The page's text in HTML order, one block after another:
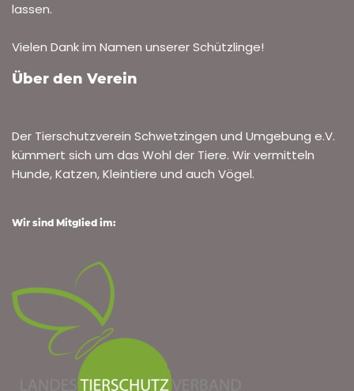
lassen.
Vielen Dank im Namen unserer Schützlinge!
Über den Verein
Der Tierschutzverein Schwetzingen und Umgebung e.V.
kümmert sich um das Wohl der Tiere. Wir vermitteln
Hunde, Katzen, Kleintiere und auch Vögel.
Wir sind Mitglied im: